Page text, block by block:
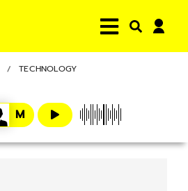
TECHNOLOGY